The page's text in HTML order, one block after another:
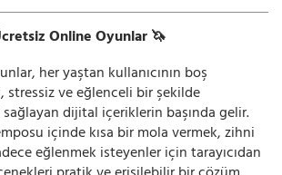
Online Oyunlar 🦄
her yaştan kullanıcının boş
stressiz ve eğlenceli bir şekilde
dijital içeriklerin başında gelir.
içinde kısa bir mola vermek, zihni
eğlenmek isteyenler için tarayıcıdan